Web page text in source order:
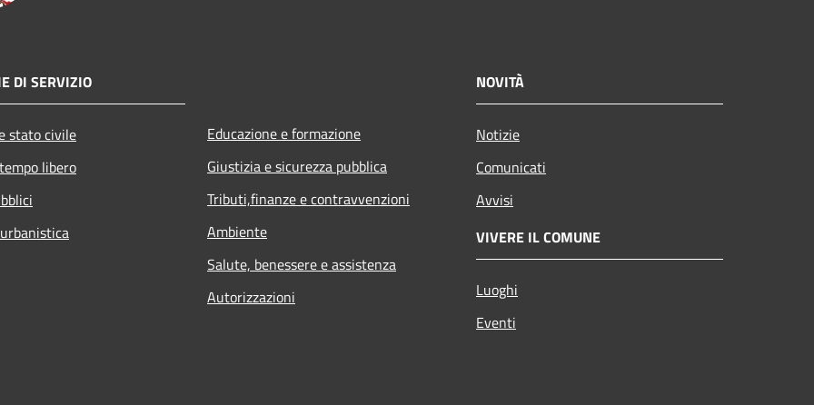
DI SERVIZIO
stato civile
libero
Educazione e formazione
Giustizia e sicurezza pubblica
Tributi,finanze e contravvenzioni
Ambiente
Salute, benessere e assistenza
Autorizzazioni
NOVITÀ
Notizie
Comunicati
Avvisi
VIVERE IL COMUNE
Luoghi
Eventi